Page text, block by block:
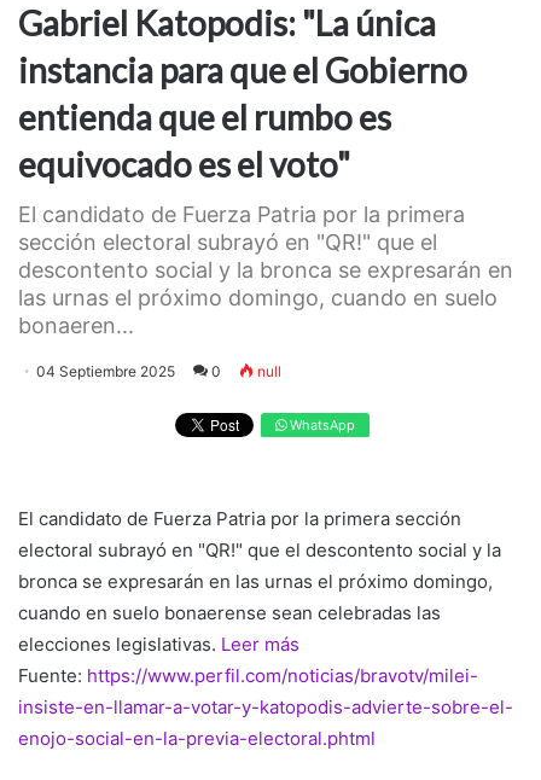
Gabriel Katopodis: "La única
instancia para que el Gobierno
entienda que el rumbo es
equivocado es el voto"
El candidato de Fuerza Patria por la primera
sección electoral subrayó en "QR!" que el
descontento social y la bronca se expresarán en
las urnas el próximo domingo, cuando en suelo
bonaeren...
04 Septiembre 2025 0 null
WhatsApp
El candidato de Fuerza Patria por la primera sección
electoral subrayó en "QR!" que el descontento social y la
bronca se expresarán en las urnas el próximo domingo,
cuando en suelo bonaerense sean celebradas las
elecciones legislativas. Leer más
Fuente: https://www.perfil.com/noticias/bravotv/milei-
insiste-en-llamar-a-votar-y-katopodis-advierte-sobre-el-
enojo-social-en-la-previa-electoral.phtml